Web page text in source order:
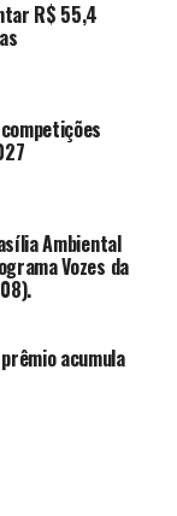
las quando
do
seguro
a
resposta a
indica maioria
R$ 55,4
Ambiental
Vozes da
acumula